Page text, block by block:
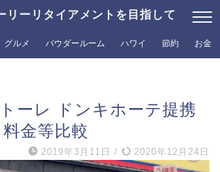
リーリタイアメントを目指して
グルメ パウダールーム ハワイ 節約 お金
ーレ ドンキホーテ提携
金等比較
2019年3月11日 / 2020年12月24日